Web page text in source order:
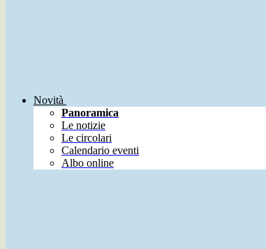
Novità
Panoramica
Le notizie
Le circolari
Calendario eventi
Albo online